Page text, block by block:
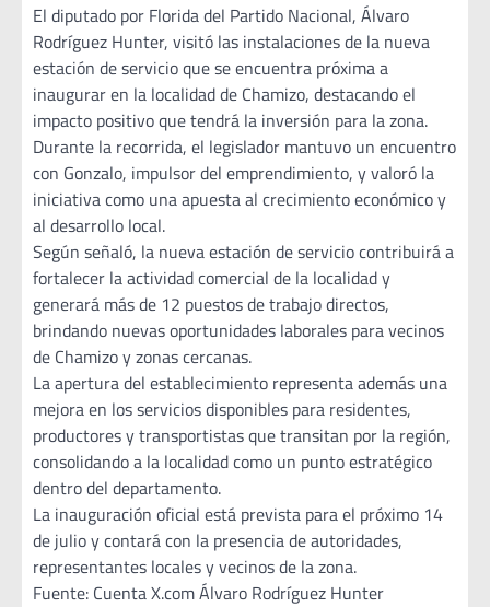
El diputado por Florida del Partido Nacional, Álvaro
Rodríguez Hunter, visitó las instalaciones de la nueva
estación de servicio que se encuentra próxima a
inaugurar en la localidad de Chamizo, destacando el
impacto positivo que tendrá la inversión para la zona.
Durante la recorrida, el legislador mantuvo un encuentro
con Gonzalo, impulsor del emprendimiento, y valoró la
iniciativa como una apuesta al crecimiento económico y
al desarrollo local.
Según señaló, la nueva estación de servicio contribuirá a
fortalecer la actividad comercial de la localidad y
generará más de 12 puestos de trabajo directos,
brindando nuevas oportunidades laborales para vecinos
de Chamizo y zonas cercanas.
La apertura del establecimiento representa además una
mejora en los servicios disponibles para residentes,
productores y transportistas que transitan por la región,
consolidando a la localidad como un punto estratégico
dentro del departamento.
La inauguración oficial está prevista para el próximo 14
de julio y contará con la presencia de autoridades,
representantes locales y vecinos de la zona.
Fuente: Cuenta X.com Álvaro Rodríguez Hunter